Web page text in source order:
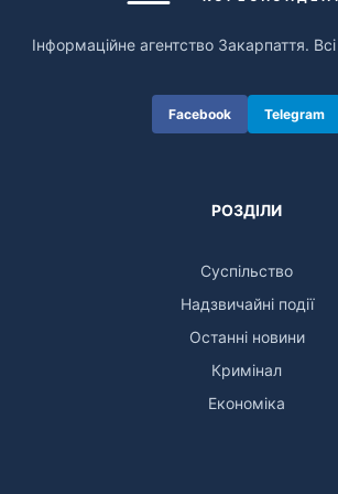
Інформаційне агентство Закарпаття.
Facebook Telegram
РОЗДІЛИ
Суспільство
Надзвичайні події
Останні новини
Кримінал
Економіка